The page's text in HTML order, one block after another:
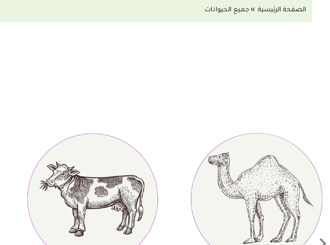
الصفحة الرئيسية جميع الحيوانات